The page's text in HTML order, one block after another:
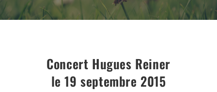
Concert Hugues Reiner
le 19 septembre 2015